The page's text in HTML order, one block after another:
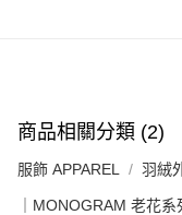
每筆HK$50.00，滿
配送至澳門
商品相關分類 (2)
服飾 APPAREL 羽絨
｜MONOGRAM 老花系